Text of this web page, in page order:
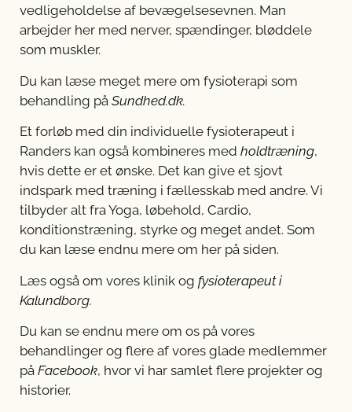
vedligeholdelse af bevægelsesevnen. Man
arbejder her med nerver, spændinger, bløddele
som muskler.
Du kan læse meget mere om fysioterapi som
behandling på Sundhed.dk.
Et forløb med din individuelle fysioterapeut i
Randers kan også kombineres med holdtræning,
hvis dette er et ønske. Det kan give et sjovt
indspark med træning i fællesskab med andre. Vi
tilbyder alt fra Yoga, løbehold, Cardio,
konditionstræning, styrke og meget andet. Som
du kan læse endnu mere om her på siden.
Læs også om vores klinik og fysioterapeut i
Kalundborg.
Du kan se endnu mere om os på vores
behandlinger og flere af vores glade medlemmer
på Facebook, hvor vi har samlet flere projekter og
historier.